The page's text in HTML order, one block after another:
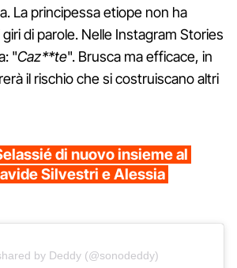
La principessa etiope non ha
di parole. Nelle Instagram Stories
"Caz**te". Brusca ma efficace, in
il rischio che si costruiscano altri
di nuovo insieme al
Silvestri e Alessia
by Deddy (@sonodeddy)